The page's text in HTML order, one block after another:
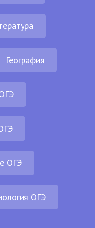
География
ОГЭ
ОГЭ